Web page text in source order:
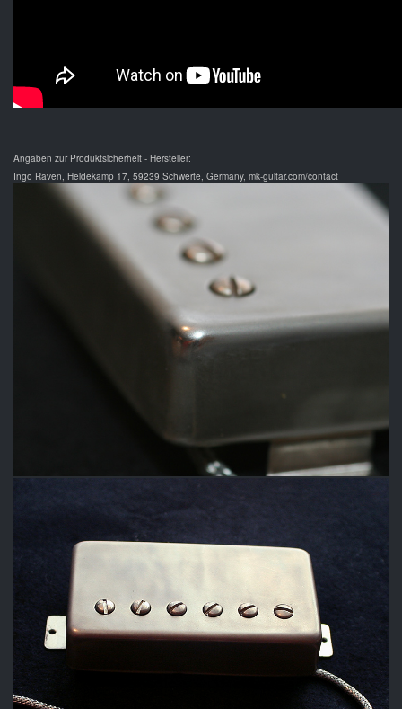
Angaben zur Produktsicherheit - Hersteller:
Ingo Raven, Heidekamp 17, 59239 Schwerte, Germany, mk-guitar.com/contact